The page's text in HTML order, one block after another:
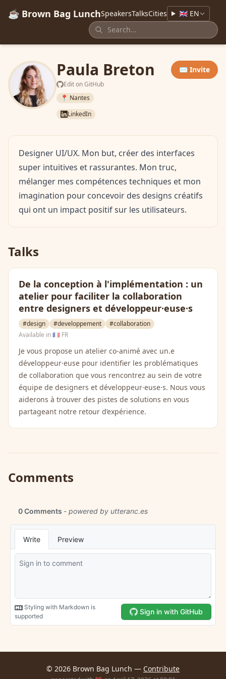
☕ Brown Bag LunchSpeakersTalksCities 🇬🇧 EN
Paula Breton
Edit on GitHub
✉️ Invite
📍 Nantes
LinkedIn
Designer UI/UX. Mon but, créer des interfaces
super intuitives et rassurantes. Mon truc,
mélanger mes compétences techniques et mon
imagination pour concevoir des designs créatifs
qui ont un impact positif sur les utilisateurs.
Talks
De la conception à l'implémentation : un
atelier pour faciliter la collaboration
entre designers et développeur·euse·s
#design #developpement
#collaboration
Available in🇫🇷 FR
Je vous propose un atelier co-animé avec un.e
développeur·euse pour identifier les problématiques
de collaboration que vous rencontrez au sein de votre
équipe de designers et développeur·euse·s. Nous vous
aiderons à trouver des pistes de solutions en vous
partageant notre retour d’expérience.
Comments
© 2026 Brown Bag Lunch — Contribute